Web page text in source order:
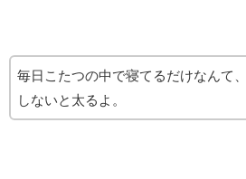
毎日こたつの中で寝てるだけなんて
しないと太るよ。